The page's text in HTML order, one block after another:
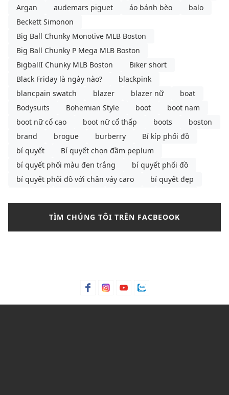
Argan
audemars piguet áo bánh bèo
balo
Beckett Simonon
Big Ball Chunky Monotive MLB Boston
Big Ball Chunky P Mega MLB Boston
BigballI Chunky MLB Boston
Biker short
Black Friday là ngày nào?
blackpink
blancpain swatch
blazer blazer nữ
boat
Bodysuits
Bohemian Style boot
boot nam
boot nữ cổ cao
boot nữ cổ thấp boots
boston
brand
brogue burberry
Bí kíp phối đồ
bí quyết
Bí quyết chọn đầm peplum
bí quyết phối màu đen trắng
bí quyết phối đồ
bí quyết phối đồ với chân váy caro
bí quyết đẹp
bảng size quần tây nữ
Bột ngô Bột Talc
C&K
C&K Việt Nam Cacao
Calvin Klein
TÌM CHÚNG TÔI TRÊN FACBEOOK